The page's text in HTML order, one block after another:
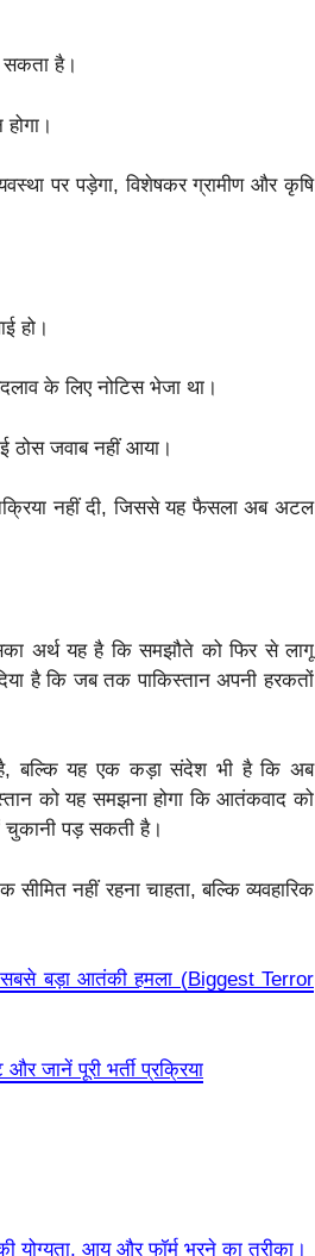
सकता है।
पर पड़ेगा, विशेषकर ग्रामीण और कृषि
हो।
के लिए नोटिस भेजा था।
ठोस जवाब नहीं आया।
नहीं दी, जिससे यह फैसला अब अटल
अर्थ यह है कि समझौते को फिर से लागू
है कि जब तक पाकिस्तान अपनी हरकतों
बल्कि यह एक कड़ा संदेश भी है कि अब
को यह समझना होगा कि आतंकवाद को
चुकानी पड़ सकती है।
नहीं रहना चाहता, बल्कि व्यवहारिक
बड़ा आतंकी हमला (Biggest Terror
जानें पूरी भर्ती प्रक्रिया
योग्यता, आयु और फॉर्म भरने का तरीका।